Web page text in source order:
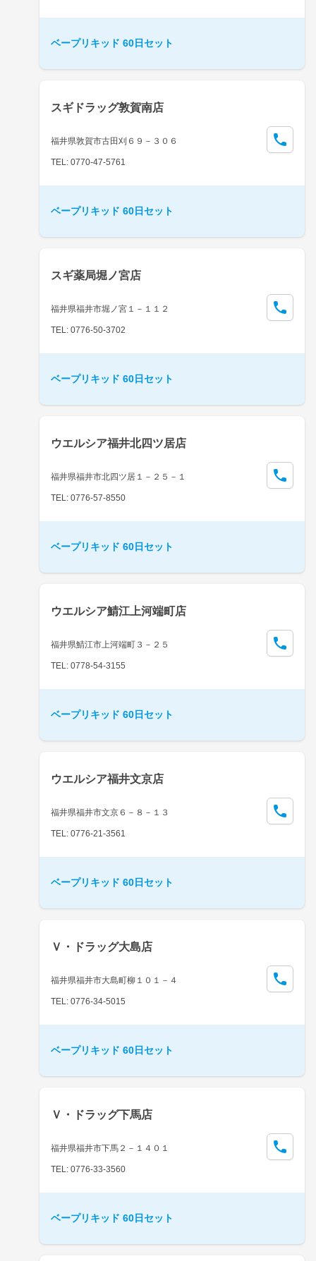
ベープリキッド 60日セット
スギドラッグ敦賀南店
福井県敦賀市古田刈６９－３０６
TEL: 0770-47-5761
ベープリキッド 60日セット
スギ薬局堀ノ宮店
福井県福井市堀ノ宮１－１１２
TEL: 0776-50-3702
ベープリキッド 60日セット
ウエルシア福井北四ツ居店
福井県福井市北四ツ居１－２５－１
TEL: 0776-57-8550
ベープリキッド 60日セット
ウエルシア鯖江上河端町店
福井県鯖江市上河端町３－２５
TEL: 0778-54-3155
ベープリキッド 60日セット
ウエルシア福井文京店
福井県福井市文京６－８－１３
TEL: 0776-21-3561
ベープリキッド 60日セット
Ｖ・ドラッグ大島店
福井県福井市大島町柳１０１－４
TEL: 0776-34-5015
ベープリキッド 60日セット
Ｖ・ドラッグ下馬店
福井県福井市下馬２－１４０１
TEL: 0776-33-3560
ベープリキッド 60日セット